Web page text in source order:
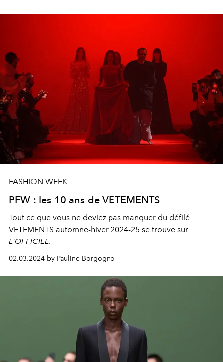
FASHION WEEK
PFW : les 10 ans de VETEMENTS
Tout ce que vous ne deviez pas manquer du défilé
VETEMENTS automne-hiver 2024-25 se trouve sur
L'OFFICIEL .
02.03.2024 by Pauline Borgogno